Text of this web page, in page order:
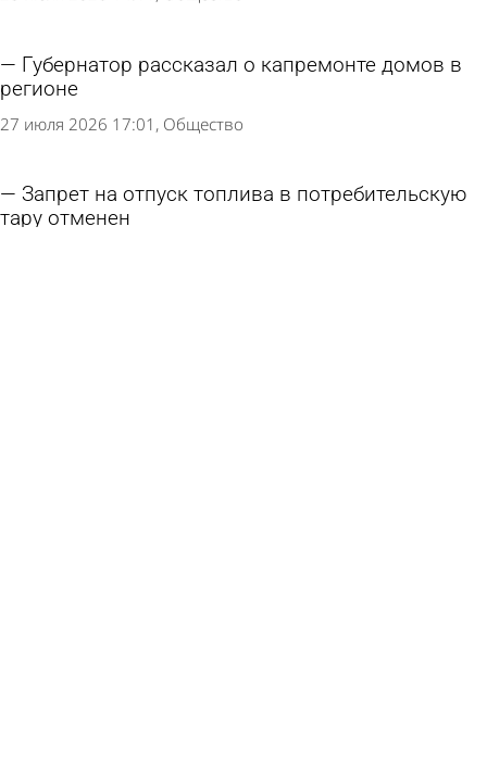
Губернатор рассказал о капремонте домов в
регионе
27 июля 2026 17:01 Общество
Запрет на отпуск топлива в потребительскую
тару отменен